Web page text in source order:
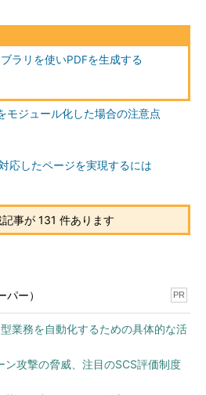
ラリを使いPDFを生成する
モジュール化した場合の注意点
応したページを実現するには
事が 131 件あります
ー） PR
業務を自動化するための具体的な活
ン攻撃の脅威、注目のSCS評価制度